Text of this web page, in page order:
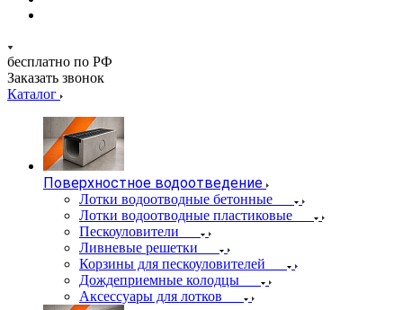
бесплатно по РФ
Заказать звонок
Каталог
Поверхностное водоотведение
Лотки водоотводные бетонные
Лотки водоотводные пластиковые
Пескоуловители
Ливневые решетки
Корзины для пескоуловителей
Дождеприемные колодцы
Аксессуары для лотков